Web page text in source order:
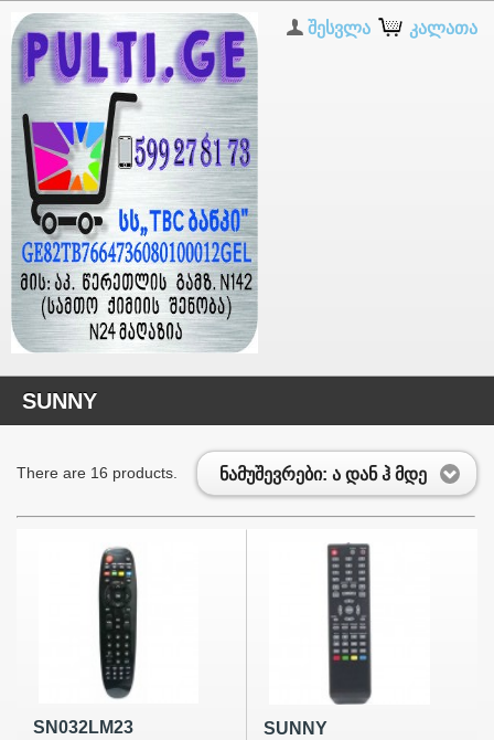
კალათა
შესვლა
SUNNY
ნამუშევრები: ა დან ჰ მდე
There are 16 products.
SN032LM23 SUNNY